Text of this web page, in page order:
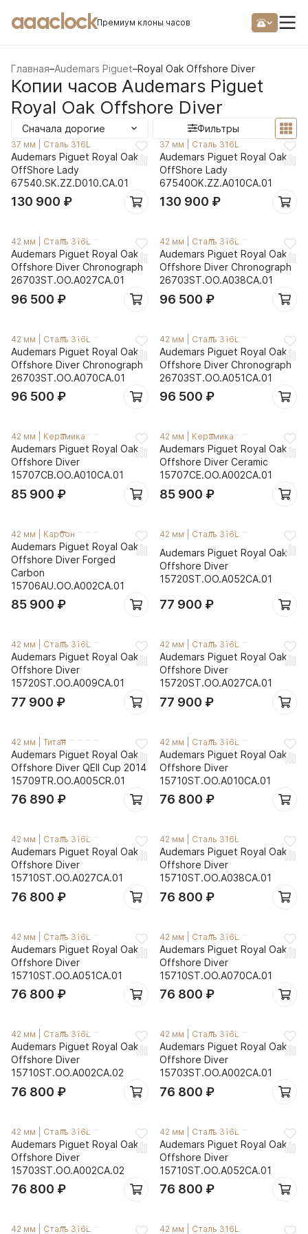
aaaclockПремиум клоны часов
Главная–Audemars Piguet–Royal Oak Offshore Diver
Копии часов Audemars Piguet
Royal Oak Offshore Diver
Сначала дорогие Фильтры
37 мм Сталь 316L
Audemars Piguet Royal Oak
OffShore Lady
67540.SK.ZZ.D010.CA.01
130 900 ₽
37 мм Сталь 316L
Audemars Piguet Royal Oak
OffShore Lady
67540OK.ZZ.A010CA.01
130 900 ₽
42 мм Сталь 316L
Audemars Piguet Royal Oak
Offshore Diver Chronograph
26703ST.OO.A027CA.01
96 500 ₽
42 мм Сталь 316L
Audemars Piguet Royal Oak
Offshore Diver Chronograph
26703ST.OO.A038CA.01
96 500 ₽
42 мм Сталь 316L
Audemars Piguet Royal Oak
Offshore Diver Chronograph
26703ST.OO.A070CA.01
96 500 ₽
42 мм Сталь 316L
Audemars Piguet Royal Oak
Offshore Diver Chronograph
26703ST.OO.A051CA.01
96 500 ₽
42 мм Керамика
Audemars Piguet Royal Oak
Offshore Diver
15707CB.OO.A010CA.01
85 900 ₽
42 мм Керамика
Audemars Piguet Royal Oak
Offshore Diver Ceramic
15707CE.OO.A002CA.01
85 900 ₽
42 мм Карбон
Audemars Piguet Royal Oak
Offshore Diver Forged
Carbon
15706AU.OO.A002CA.01
85 900 ₽
42 мм Сталь 316L
Audemars Piguet Royal Oak
Offshore Diver
15720ST.OO.A052CA.01
77 900 ₽
42 мм Сталь 316L
Audemars Piguet Royal Oak
Offshore Diver
15720ST.OO.A009CA.01
77 900 ₽
42 мм Сталь 316L
Audemars Piguet Royal Oak
Offshore Diver
15720ST.OO.A027CA.01
77 900 ₽
42 мм Титан
Audemars Piguet Royal Oak
Offshore Diver QEII Cup 2014
15709TR.OO.A005CR.01
76 890 ₽
42 мм Сталь 316L
Audemars Piguet Royal Oak
Offshore Diver
15710ST.OO.A010CA.01
76 800 ₽
42 мм Сталь 316L
Audemars Piguet Royal Oak
Offshore Diver
15710ST.OO.A027CA.01
76 800 ₽
42 мм Сталь 316L
Audemars Piguet Royal Oak
Offshore Diver
15710ST.OO.A038CA.01
76 800 ₽
42 мм Сталь 316L
Audemars Piguet Royal Oak
Offshore Diver
15710ST.OO.A051CA.01
76 800 ₽
42 мм Сталь 316L
Audemars Piguet Royal Oak
Offshore Diver
15710ST.OO.A070CA.01
76 800 ₽
42 мм Сталь 316L
Audemars Piguet Royal Oak
Offshore Diver
15710ST.OO.A002CA.02
76 800 ₽
42 мм Сталь 316L
Audemars Piguet Royal Oak
Offshore Diver
15703ST.OO.A002CA.01
76 800 ₽
42 мм Сталь 316L
Audemars Piguet Royal Oak
Offshore Diver
15703ST.OO.A002CA.02
76 800 ₽
42 мм Сталь 316L
Audemars Piguet Royal Oak
Offshore Diver
15710ST.OO.A052CA.01
76 800 ₽
42 мм Сталь 316L 42 мм Сталь 316L